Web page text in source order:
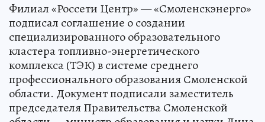
Филиал «Россети Центр» — «Смоленскэнерго»
подписал соглашение о создании
специализированного образовательного
кластера топливно-энергетического
комплекса (ТЭК) в системе среднего
профессионального образования Смоленской
области. Документ подписали заместитель
председателя Правительства Смоленской